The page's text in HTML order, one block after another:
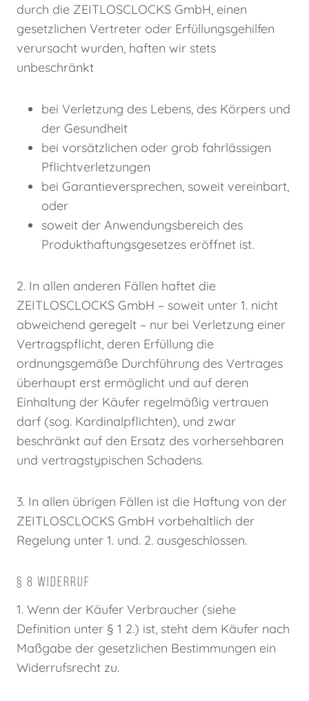
durch die ZEITLOSCLOCKS GmbH, einen
gesetzlichen Vertreter oder Erfüllungsgehilfen
verursacht wurden, haften wir stets
unbeschränkt
bei Verletzung des Lebens, des Körpers und
der Gesundheit
bei vorsätzlichen oder grob fahrlässigen
Pflichtverletzungen
bei Garantieversprechen, soweit vereinbart,
oder
soweit der Anwendungsbereich des
Produkthaftungsgesetzes eröffnet ist.
2. In allen anderen Fällen haftet die
ZEITLOSCLOCKS GmbH – soweit unter 1. nicht
abweichend geregelt – nur bei Verletzung einer
Vertragspflicht, deren Erfüllung die
ordnungsgemäße Durchführung des Vertrages
überhaupt erst ermöglicht und auf deren
Einhaltung der Käufer regelmäßig vertrauen
darf (sog. Kardinalpflichten), und zwar
beschränkt auf den Ersatz des vorhersehbaren
und vertragstypischen Schadens.
3. In allen übrigen Fällen ist die Haftung von der
ZEITLOSCLOCKS GmbH vorbehaltlich der
Regelung unter 1. und. 2. ausgeschlossen.
§ 8 WIDERRUF
1. Wenn der Käufer Verbraucher (siehe
Definition unter § 1 2.) ist, steht dem Käufer nach
Maßgabe der gesetzlichen Bestimmungen ein
Widerrufsrecht zu.